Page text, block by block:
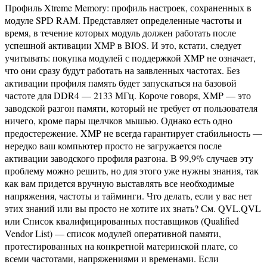
Профиль Xtreme Memory: профиль настроек, сохраненных в
модуле SPD RAM. Представляет определенные частоты и
время, в течение которых модуль должен работать после
успешной активации XMP в BIOS. И это, кстати, следует
учитывать: покупка модулей с поддержкой XMP не означает,
что они сразу будут работать на заявленных частотах. Без
активации профиля память будет запускаться на базовой
частоте для DDR4 — 2133 МГц. Короче говоря, XMP — это
заводской разгон памяти, который не требует от пользователя
ничего, кроме пары щелчков мышью. Однако есть одно
предостережение. XMP не всегда гарантирует стабильность —
нередко ваш компьютер просто не загружается после
активации заводского профиля разгона. В 99,9% случаев эту
проблему можно решить, но для этого уже нужны знания, так
как вам придется вручную выставлять все необходимые
напряжения, частоты и тайминги. Что делать, если у вас нет
этих знаний или вы просто не хотите их знать? См. QVL.QVL
или Список квалифицированных поставщиков (Qualified
Vendor List) — список модулей оперативной памяти,
протестированных на конкретной материнской плате, со
всеми частотами, напряжениями и временами. Если